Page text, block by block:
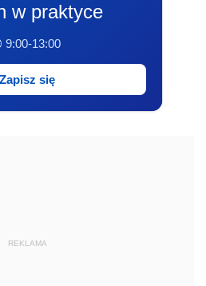
w praktyce
9:00-13:00
Zapisz się
REKLAMA